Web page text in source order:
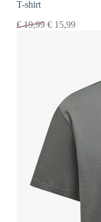
T-shirt
€19,99 € 15,99